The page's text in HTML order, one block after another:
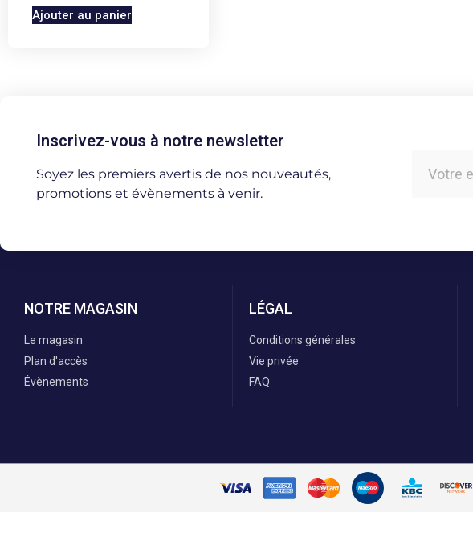
Ajouter au panier
Inscrivez-vous à notre newsletter
Soyez les premiers avertis de nos nouveautés,
promotions et évènements à venir.
NOTRE MAGASIN
Le magasin
Plan d'accès
Évènements
LÉGAL
Conditions générales
Vie privée
FAQ